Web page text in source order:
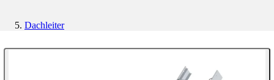
Dachleiter